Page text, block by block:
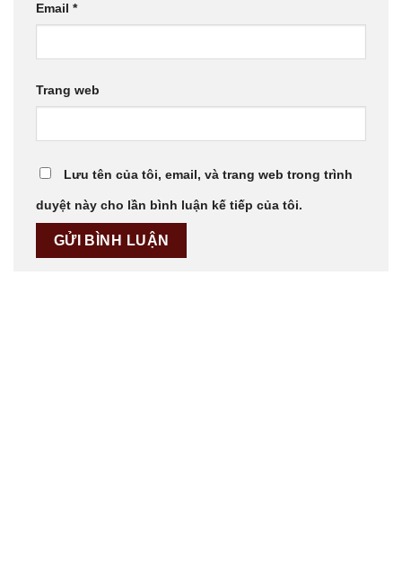
Email *
Trang web
Lưu tên của tôi, email, và trang web trong trình
duyệt này cho lần bình luận kế tiếp của tôi.